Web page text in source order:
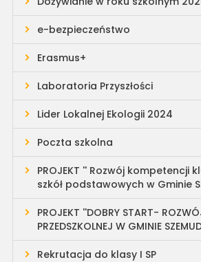
e-bezpieczeństwo
Erasmus+
Laboratoria Przyszłości
Lider Lokalnej Ekologii 2024
Poczta szkolna
PROJEKT '' Rozwój kompetencji
szkół podstawowych w Gminie
PROJEKT ''DOBRY START-
PRZEDSZKOLNEJ W GMINIE
Rekrutacja do klasy I SP